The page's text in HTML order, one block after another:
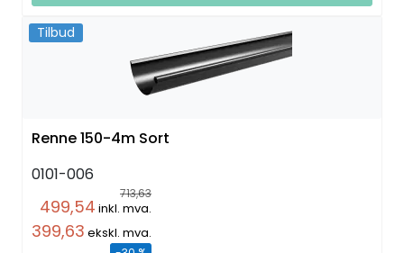
Tilbud
Renne 150-4m Sort
0101-006
713,63
499,54 inkl. mva.
399,63 ekskl. mva.